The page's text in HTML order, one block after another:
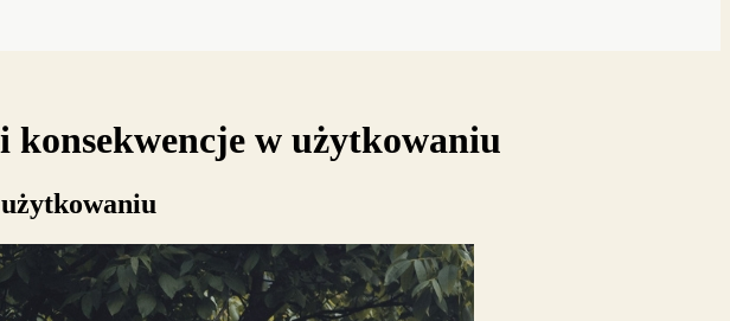
konsekwencje w użytkowaniu